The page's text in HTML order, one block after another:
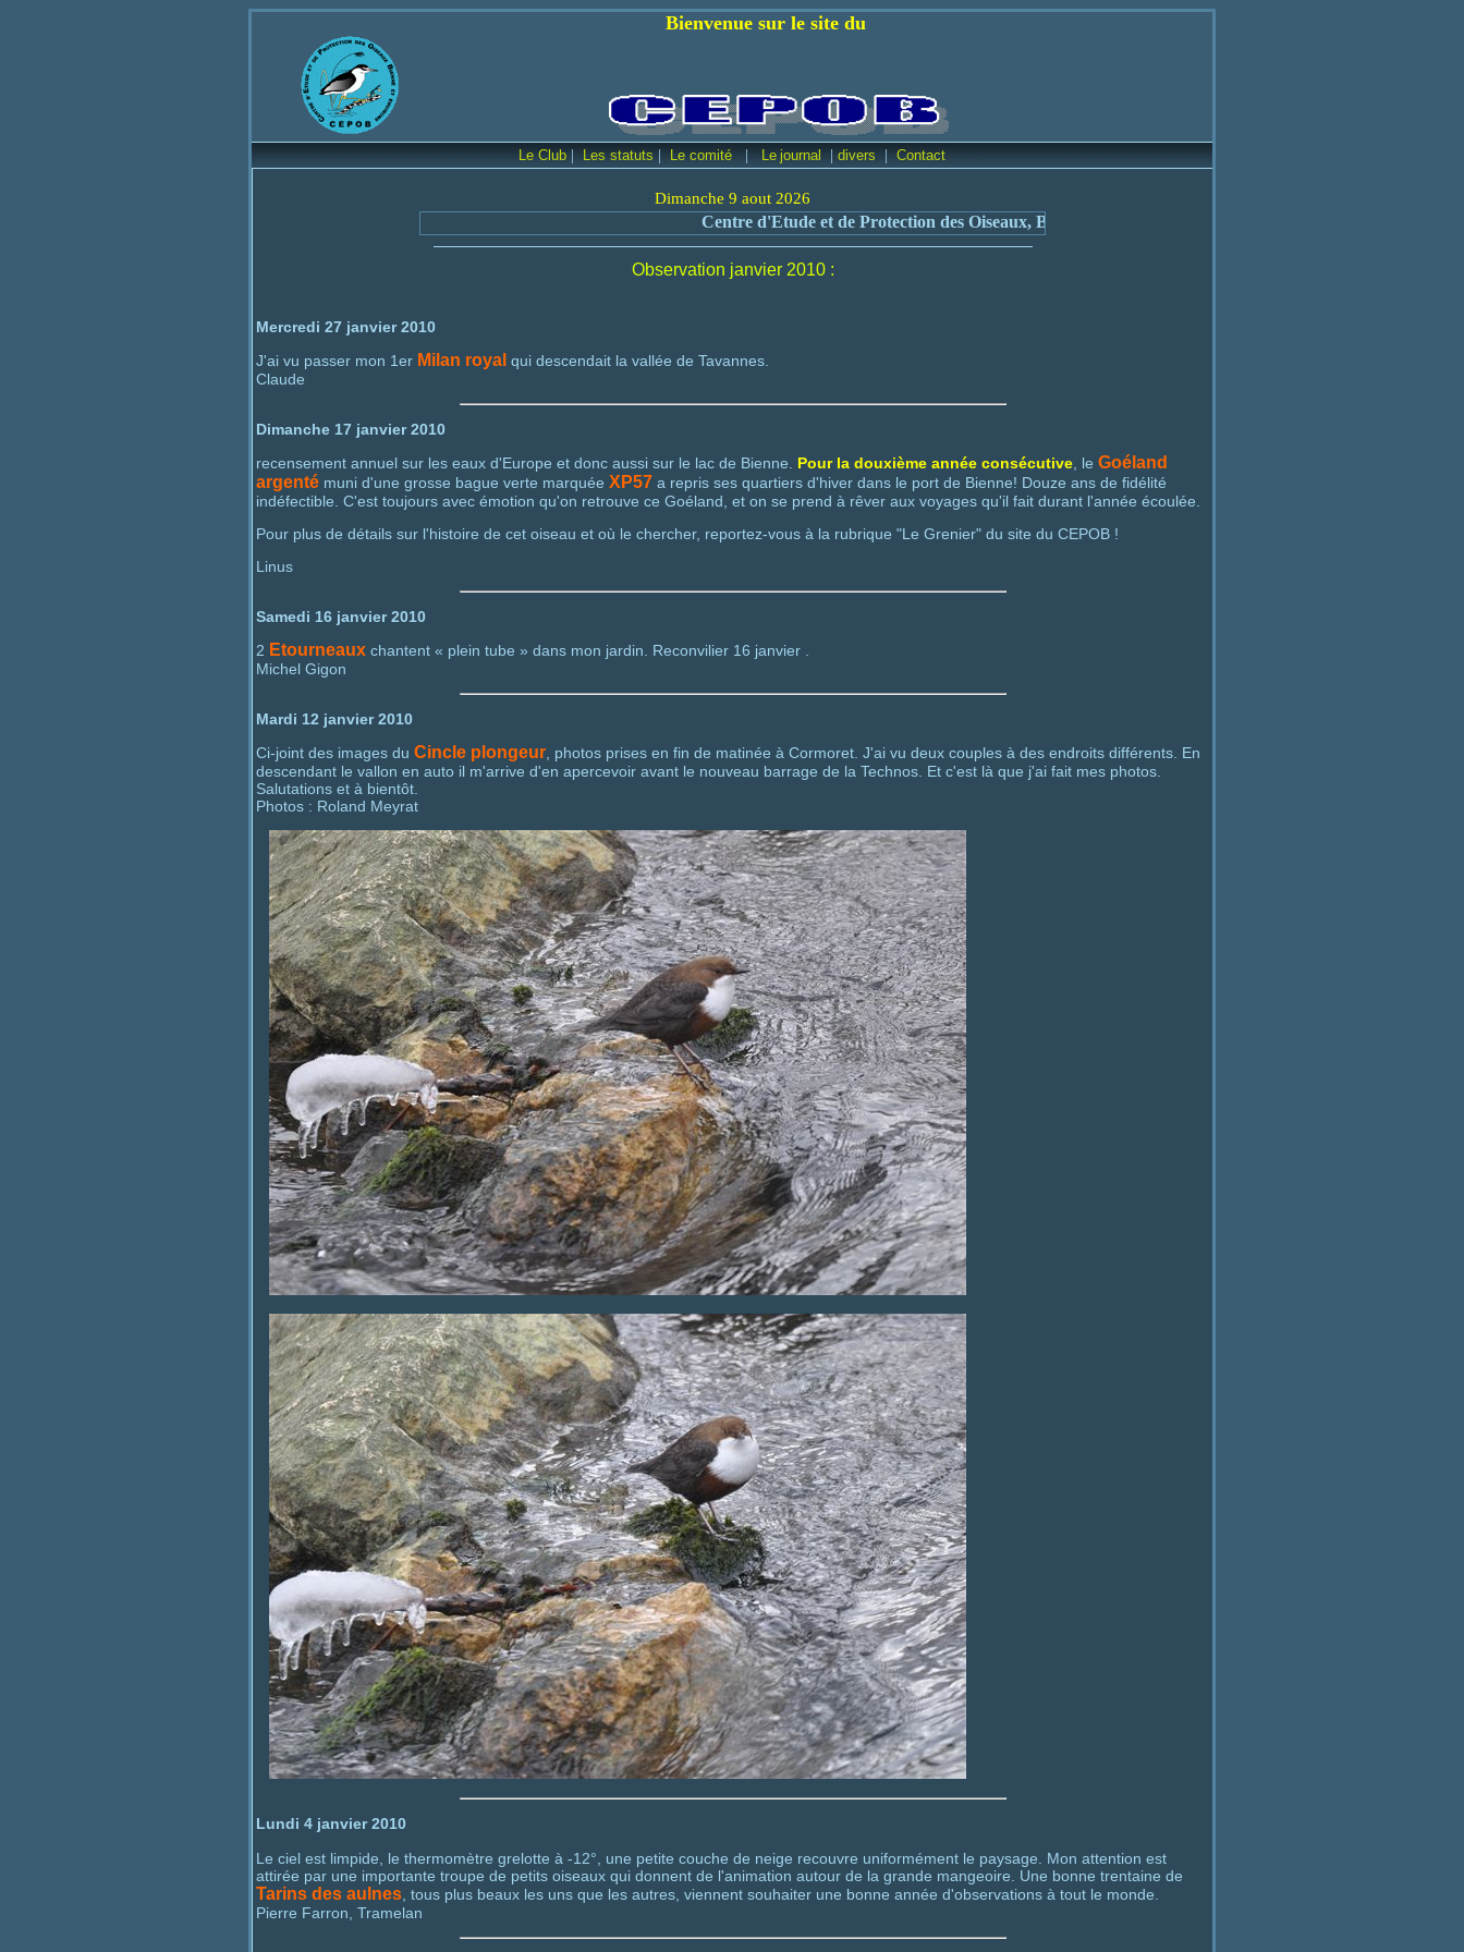
Bienvenue sur le site du
Le Club | Les statuts | Le comité | Le journal | divers | Contact
Dimanche 9 aout 2026
Centre d'Etude et de Protection des Oiseaux, Bienne et environs
Observation janvier 2010 :
Mercredi 27 janvier 2010
J'ai vu passer mon 1er Milan royal qui descendait la vallée de Tavannes.
Claude
Dimanche 17 janvier 2010
recensement annuel sur les eaux d'Europe et donc aussi sur le lac de Bienne. Pour la douxième année consécutive, le Goéland
argenté muni d'une grosse bague verte marquée XP57 a repris ses quartiers d'hiver dans le port de Bienne! Douze ans de fidélité
indéfectible. C'est toujours avec émotion qu'on retrouve ce Goéland, et on se prend à rêver aux voyages qu'il fait durant l'année écoulée.
Pour plus de détails sur l'histoire de cet oiseau et où le chercher, reportez-vous à la rubrique "Le Grenier" du site du CEPOB !
Linus
Samedi 16 janvier 2010
2 Etourneaux chantent « plein tube » dans mon jardin. Reconvilier 16 janvier .
Michel Gigon
Mardi 12 janvier 2010
Ci-joint des images du Cincle plongeur, photos prises en fin de matinée à Cormoret. J'ai vu deux couples à des endroits différents. En
descendant le vallon en auto il m'arrive d'en apercevoir avant le nouveau barrage de la Technos. Et c'est là que j'ai fait mes photos.
Salutations et à bientôt.
Photos : Roland Meyrat
Lundi 4 janvier 2010
Le ciel est limpide, le thermomètre grelotte à -12°, une petite couche de neige recouvre uniformément le paysage. Mon attention est
attirée par une importante troupe de petits oiseaux qui donnent de l'animation autour de la grande mangeoire. Une bonne trentaine de
Tarins des aulnes, tous plus beaux les uns que les autres, viennent souhaiter une bonne année d'observations à tout le monde.
Pierre Farron, Tramelan